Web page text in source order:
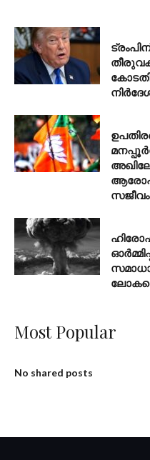
സജീവം
Most Popular
No shared posts